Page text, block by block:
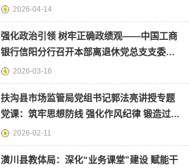
2026-04-14
强化政治引领 树牢正确政绩观——中国工商
银行信阳分行召开本部离退休党总支支委
（扩大）会部署树立和践行
2026-03-16
扶沟县市场监管局党组书记郭法亮讲授专题
党课：筑牢思想防线 强化作风纪律 锻造过硬
监管队伍
2026-02-11
潢川县教体局：深化“业务课堂”建设 赋能干